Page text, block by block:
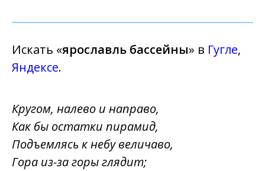
Искать «ярославль бассейны» в Гугле,
Яндексе.
Кругом, налево и направо,
Как бы остатки пирамид,
Подъемлясь к небу величаво,
Гора из-за горы глядит;